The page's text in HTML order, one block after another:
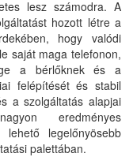
lesz számodra. A
hozott létre a
hogy valódi
saját maga telefonon,
a bérlőknek és a
felépítését és stabil
a szolgáltatás alapjai
eredményes
lehető legelőnyösebb
palettában.